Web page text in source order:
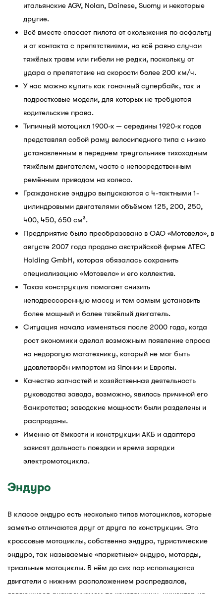
итальянские AGV, Nolan, Dainese, Suomy и некоторые
другие.
Всё вместе спасает пилота от скольжения по асфальту
и от контакта с препятствиями, но всё равно случаи
тяжёлых травм или гибели не редки, поскольку от
удара о препятствие на скорости более 200 км/ч.
У нас можно купить как гоночный супербайк, так и
подростковые модели, для которых не требуются
водительские права.
Типичный мотоцикл 1900-х — середины 1920-х годов
представлял собой раму велосипедного типа с низко
установленным в переднем треугольнике тихоходным
тяжёлым двигателем, часто с непосредственным
ремённым приводом на колесо.
Гражданские эндуро выпускаются с 4-тактными 1-
цилиндровыми двигателями объёмом 125, 200, 250,
400, 450, 650 см³.
Предприятие было преобразовано в ОАО «Мотовело», в
августе 2007 года продано австрийской фирме ATEC
Holding GmbH, которая обязалась сохранить
специализацию «Мотовело» и его коллектив.
Такая конструкция помогает снизить
неподрессоренную массу и тем самым установить
более мощный и более тяжёлый двигатель.
Ситуация начала изменяться после 2000 года, когда
рост экономики сделал возможным появление спроса
на недорогую мототехнику, который не мог быть
удовлетворён импортом из Японии и Европы.
Качество запчастей и хозяйственная деятельность
руководства завода, возможно, явилось причиной его
банкротства; заводские мощности были разделены и
распроданы.
Именно от ёмкости и конструкции АКБ и адаптера
зависят дальность поездки и время зарядки
электромотоцикла.
Эндуро
В классе эндуро есть несколько типов мотоциклов, которые
заметно отличаются друг от друга по конструкции. Это
кроссовые мотоциклы, собственно эндуро, туристические
эндуро, так называемые «паркетные» эндуро, мотарды,
триальные мотоциклы. В нём до сих пор используются
двигатели с нижним расположением распредвалов,